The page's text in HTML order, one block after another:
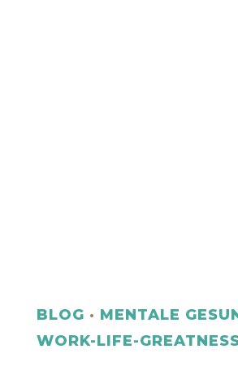
BLOG · MENTALE
WORK-LIFE-